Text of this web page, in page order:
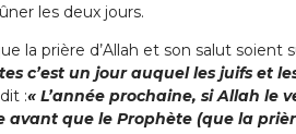
les deux jours.
la prière d’Allah et son salut soient
c’est un jour auquel les juifs et
:« L’année prochaine, si Allah le
avant que le Prophète (que la